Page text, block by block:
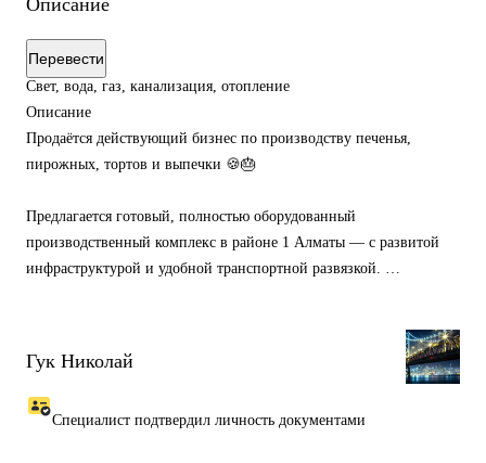
Описание
Перевести
Свет, вода, газ, канализация, отопление
Описание
Продаётся действующий бизнес по производству печенья,
пирожных, тортов и выпечки 🍪🎂
Предлагается готовый, полностью оборудованный
производственный комплекс в районе 1 Алматы — с развитой
инфраструктурой и удобной транспортной развязкой.
помещения).
Помещения после ремонта, в отличном состоянии.
Здание — 2004 года постройки.
Гук Николай
Специалист подтвердил личность документами